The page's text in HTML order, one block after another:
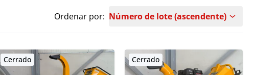
Ordenar por: Número de lote (ascendente)
Cerrado Cerrado